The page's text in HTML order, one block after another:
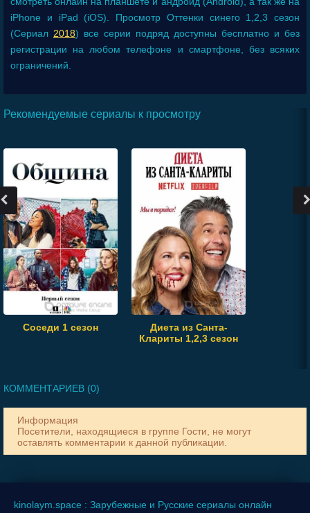
iPhone и iPad (iOS). Просмотр Оттенки синего 1,2,3 сезон
(Сериал 2018) все серии подряд доступны бесплатно и без
регистрации на любом телефоне и смартфоне, без всяких
ограничений.
Рекомендуемые сериалы к просмотру
Соседи 1 сезон
Диета из Санта-
Клариты 1,2,3 сезон
КОММЕНТАРИЕВ (0)
Информация
Посетители, находящиеся в группе Гости , не могут
оставлять комментарии к данной публикации.
kinolaym.space : Зарубежные и Русские сериалы онлайн